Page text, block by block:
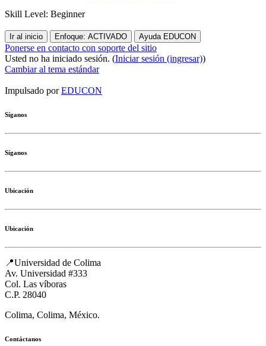
Skill Level: Beginner
Ir al inicio Enfoque: ACTIVADO Ayuda EDUCON
Ponerse en contacto con soporte del sitio
Usted no ha iniciado sesión. (Iniciar sesión (ingresar))
Cambiar al tema estándar
Impulsado porEDUCON
Síganos
Síganos
Ubicación
Ubicación
📍Universidad de Colima
Av. Universidad #333
Col. Las víboras
C.P. 28040
Colima, Colima, México.
Contáctanos